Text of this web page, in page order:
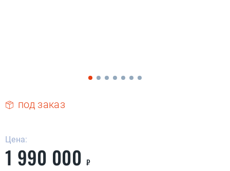
под заказ
Цена:
1 990 000 ₽